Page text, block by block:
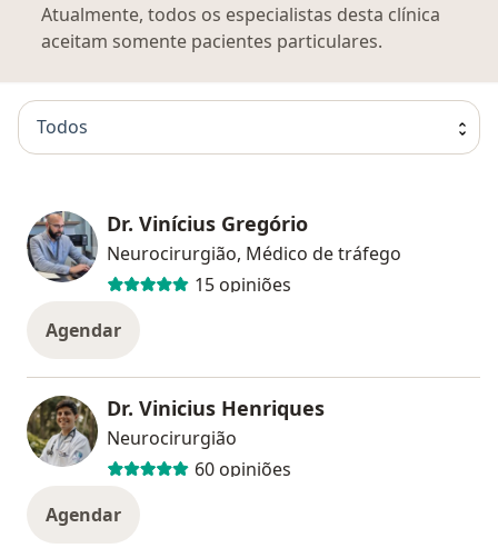
Atualmente, todos os especialistas desta clínica
aceitam somente pacientes particulares.
Todos
Dr. Vinícius Gregório
Neurocirurgião, Médico de tráfego
15 opiniões
Agendar
Dr. Vinicius Henriques
Neurocirurgião
60 opiniões
Agendar